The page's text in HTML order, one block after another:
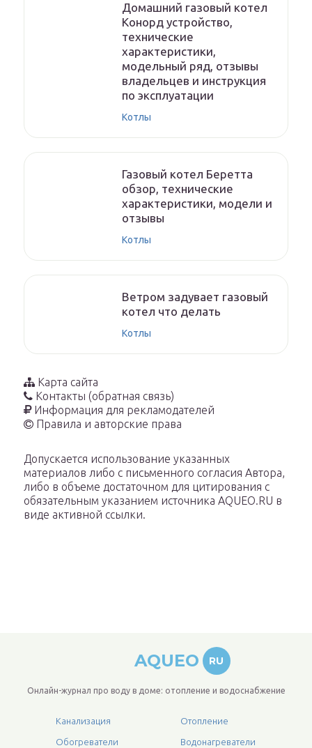
Домашний газовый котел
Конорд устройство,
технические
характеристики,
модельный ряд, отзывы
владельцев и инструкция
по эксплуатации
Котлы
Газовый котел Беретта
обзор, технические
характеристики, модели и
отзывы
Котлы
Ветром задувает газовый
котел что делать
Котлы
Карта сайта
Контакты (обратная связь)
Информация для рекламодателей
Правила и авторские права
Допускается использование указанных
материалов либо с письменного согласия Автора,
либо в объеме достаточном для цитирования с
обязательным указанием источника AQUEO.RU в
виде активной ссылки.
AQUEO RU
Онлайн-журнал про воду в доме: отопление и водоснабжение
Канализация Отопление
Обогреватели Водонагреватели